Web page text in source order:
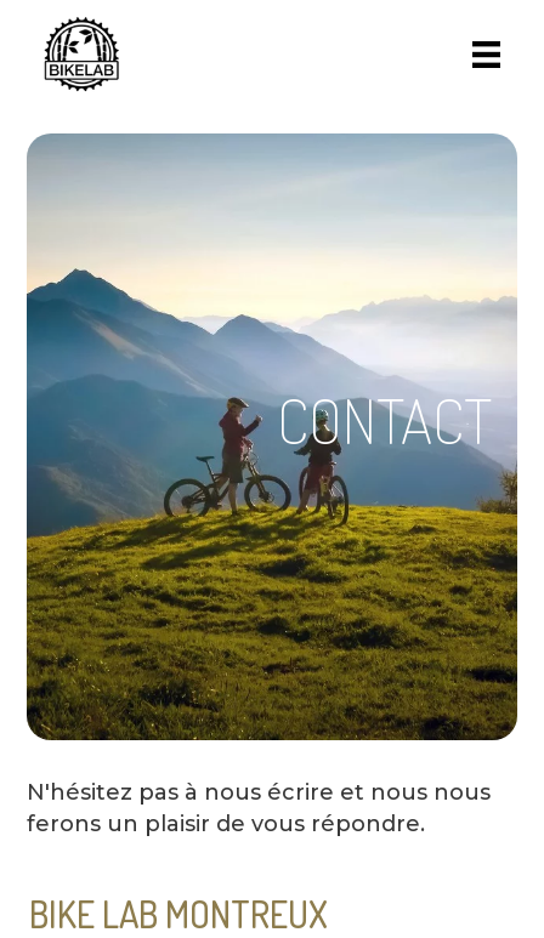
CONTACT
N'hésitez pas à nous écrire et nous nous
ferons un plaisir de vous répondre.
BIKE LAB MONTREUX